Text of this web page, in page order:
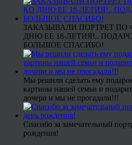
ЗАКАЗЫВАЛИ ПОРТРЕТ ПО
ДНЮ ЕЕ 18-ЛЕТИЯ!..
БОЛЬШОЕ СПАСИБО!
Мы решили сделать ему
картины нашей семьи и
дочери и мы не прогадали!!!
Спасибо за замечательный
рождения!